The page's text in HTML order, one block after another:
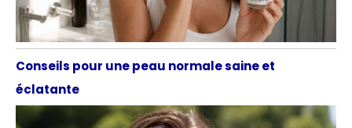
Conseils pour une peau normale saine et
éclatante